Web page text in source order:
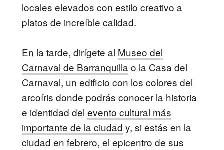
locales elevados con estilo creativo a
platos de increíble calidad.
En la tarde, dirígete al Museo del
Carnaval de Barranquilla o la Casa del
Carnaval, un edificio con los colores del
arcoíris donde podrás conocer la historia
e identidad delevento cultural más
importante de la ciudad y, si estás en la
ciudad en febrero, el epicentro de sus